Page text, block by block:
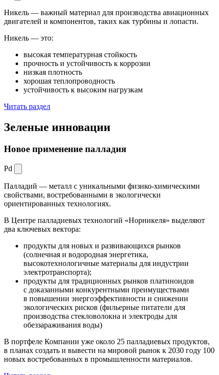
Никель — важный материал для производства авиационных
двигателей и компонентов, таких как турбины и лопасти.
Никель — это:
высокая температурная стойкость
прочность и устойчивость к коррозии
низкая плотность
хорошая теплопроводность
устойчивость к высоким нагрузкам
Читать раздел
Зеленые инновации
Новое применение палладия
Pd
Палладий — металл с уникальными физико-химическими
свойствами, востребованными в экологически
ориентированных технологиях.
В Центре палладиевых технологий «Норникеля» выделяют
два ключевых вектора:
продукты для новых и развивающихся рынков
(солнечная и водородная энергетика,
высокотехнологичные материалы для индустрии
электротранспорта);
продукты для традиционных рынков платиноидов
с доказанными конкурентными преимуществами
в повышении энергоэффективности и снижении
экологических рисков (фильерные питатели для
производства стекловолокна и электроды для
обеззараживания воды)
В портфеле Компании уже около 25 палладиевых продуктов,
в планах создать и вывести на мировой рынок к 2030 году 100
новых востребованных в промышленности материалов.